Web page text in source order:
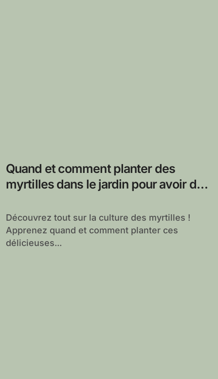
Quand et comment planter des
myrtilles dans le jardin pour avoir des
Découvrez tout sur la culture des myrtilles !
Apprenez quand et comment planter ces
délicieuses...